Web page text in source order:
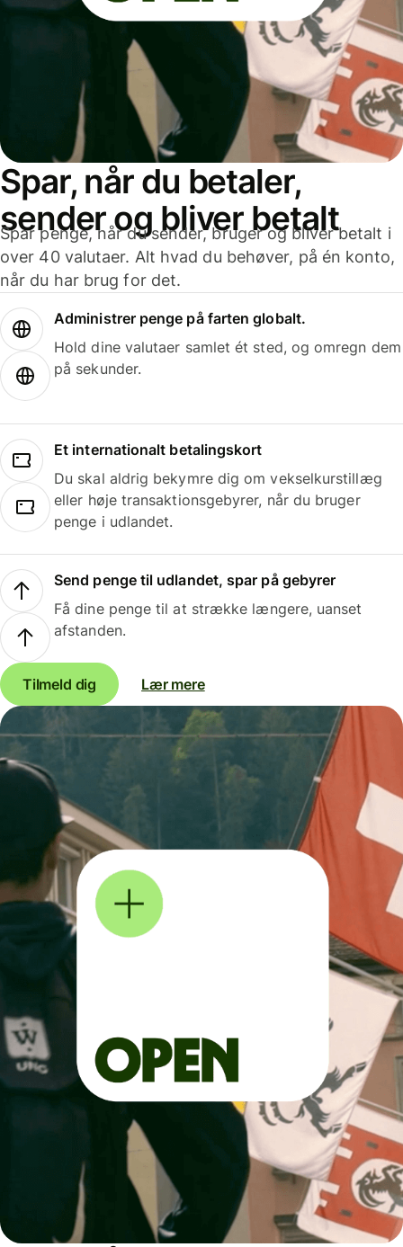
Spar, når du betaler,
sender og bliver betalt
Spar penge, når du sender, bruger og bliver betalt i
over 40 valutaer. Alt hvad du behøver, på én konto,
når du har brug for det.
Administrer penge på farten globalt.
Hold dine valutaer samlet ét sted, og omregn dem
på sekunder.
Et internationalt betalingskort
Du skal aldrig bekymre dig om vekselkurstillæg
eller høje transaktionsgebyrer, når du bruger
penge i udlandet.
Send penge til udlandet, spar på gebyrer
Få dine penge til at strække længere, uanset
afstanden.
Tilmeld dig Lær mere